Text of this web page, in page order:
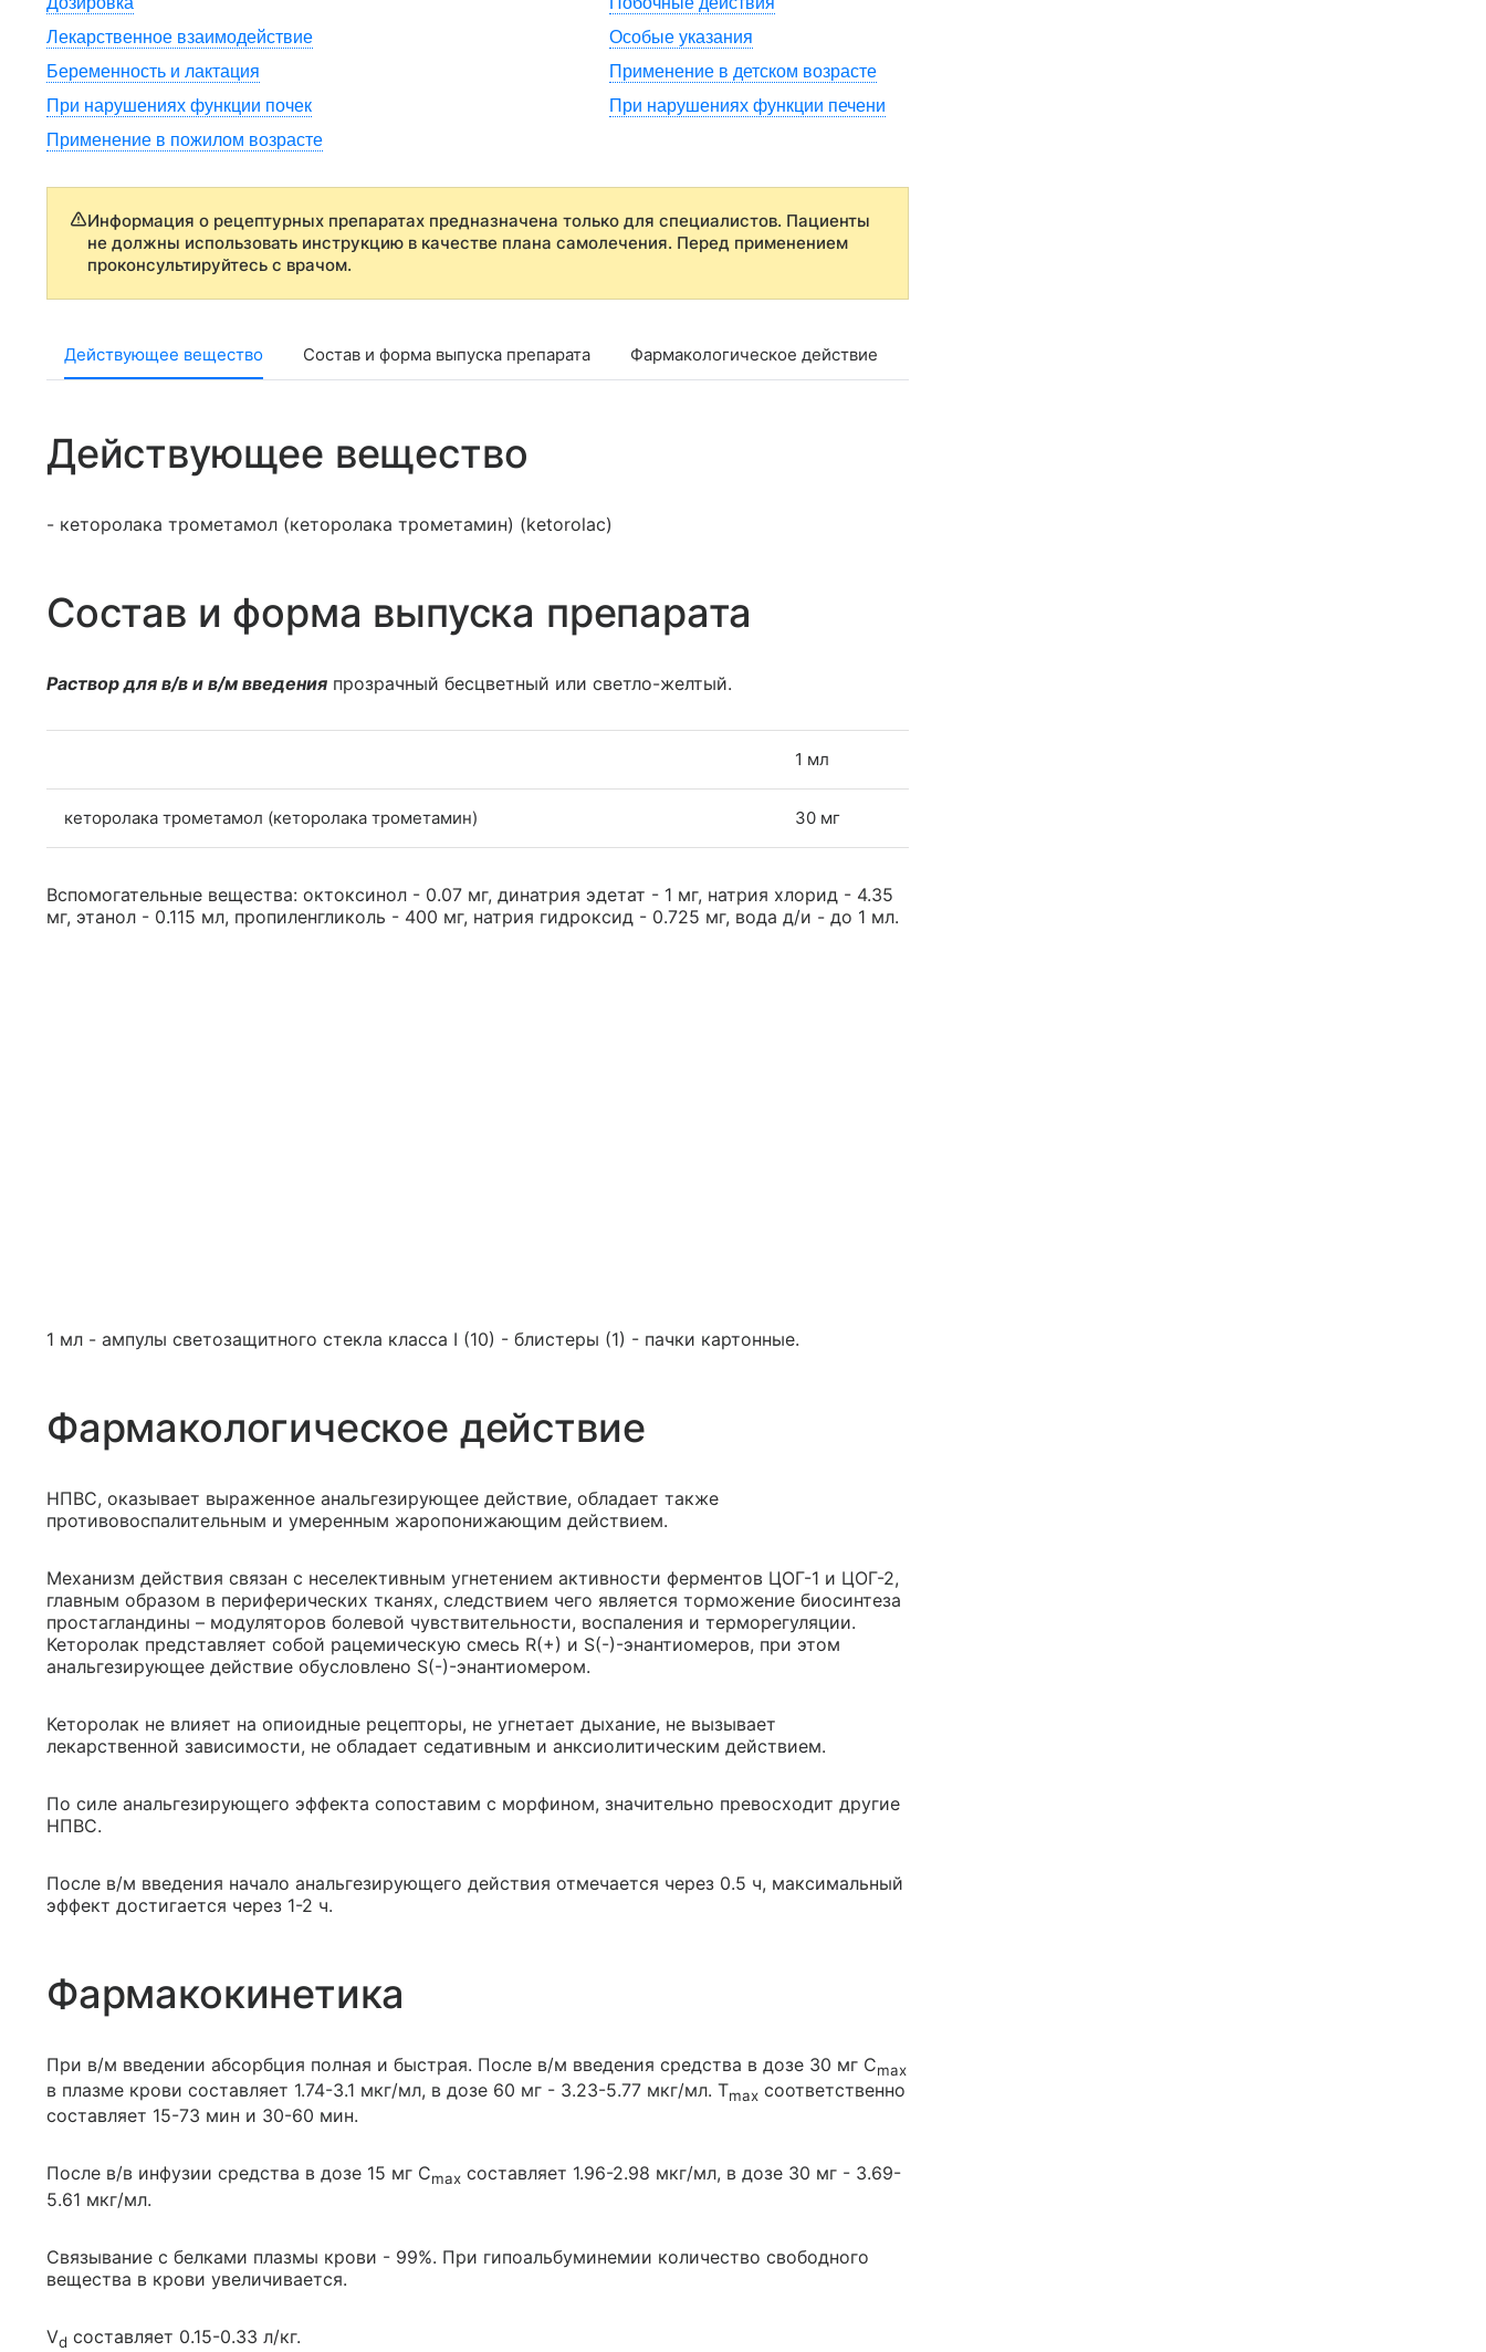
Лекарственное взаимодействие
Особые указания
Беременность и лактация
Применение в детском возрасте
При нарушениях функции почек
При нарушениях функции печени
Применение в пожилом возрасте
Информация о рецептурных препаратах предназначена только для специалистов. Пациенты
не должны использовать инструкцию в качестве плана самолечения. Перед применением
проконсультируйтесь с врачом.
Действующее вещество Состав и форма выпуска препарата Фармакологическое действие
Действующее вещество
- кеторолака трометамол (кеторолака трометамин) (ketorolac)
Состав и форма выпуска препарата
Раствор для в/в и в/м введения прозрачный бесцветный или светло-желтый.
1 мл
кеторолака трометамол (кеторолака трометамин) 30 мг
Вспомогательные вещества: октоксинол - 0.07 мг, динатрия эдетат - 1 мг, натрия хлорид - 4.35
мг, этанол - 0.115 мл, пропиленгликоль - 400 мг, натрия гидроксид - 0.725 мг, вода д/и - до 1 мл.
1 мл - ампулы светозащитного стекла класса I (10) - блистеры (1) - пачки картонные.
Фармакологическое действие
НПВС, оказывает выраженное анальгезирующее действие, обладает также
противовоспалительным и умеренным жаропонижающим действием.
Механизм действия связан с неселективным угнетением активности ферментов ЦОГ-1 и ЦОГ-2,
главным образом в периферических тканях, следствием чего является торможение биосинтеза
простагландины – модуляторов болевой чувствительности, воспаления и терморегуляции.
Кеторолак представляет собой рацемическую смесь R(+) и S(-)-энантиомеров, при этом
анальгезирующее действие обусловлено S(-)-энантиомером.
Кеторолак не влияет на опиоидные рецепторы, не угнетает дыхание, не вызывает
лекарственной зависимости, не обладает седативным и анксиолитическим действием.
По силе анальгезирующего эффекта сопоставим с морфином, значительно превосходит другие
НПВС.
После в/м введения начало анальгезирующего действия отмечается через 0.5 ч, максимальный
эффект достигается через 1-2 ч.
Фармакокинетика
При в/м введении абсорбция полная и быстрая. После в/м введения средства в дозе 30 мг Cmax
в плазме крови составляет 1.74-3.1 мкг/мл, в дозе 60 мг - 3.23-5.77 мкг/мл. Тmax соответственно
составляет 15-73 мин и 30-60 мин.
После в/в инфузии средства в дозе 15 мг Cmax составляет 1.96-2.98 мкг/мл, в дозе 30 мг - 3.69-
5.61 мкг/мл.
Связывание с белками плазмы крови - 99%. При гипоальбуминемии количество свободного
вещества в крови увеличивается.
Vd составляет 0.15-0.33 л/кг.